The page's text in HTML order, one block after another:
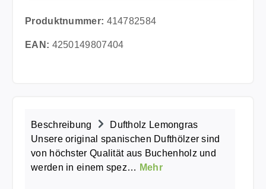
Produktnummer: 414782584
EAN: 4250149807404
Beschreibung
Duftholz Lemongras
Unsere original spanischen Dufthölzer sind
von höchster Qualität aus Buchenholz und
werden in einem spez… Mehr